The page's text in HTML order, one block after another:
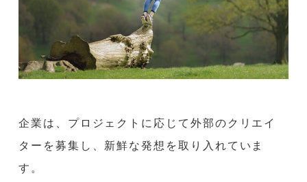
企業は、プロジェクトに応じて外部のクリエイ
ターを募集し、新鮮な発想を取り入れていま
す。